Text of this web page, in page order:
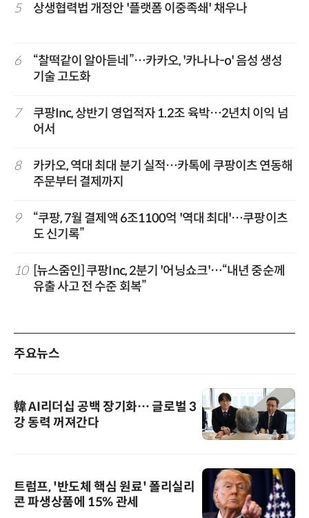
5 상생협력법 개정안 '플랫폼 이중족쇄' 채우나
6
“찰떡같이 알아듣네”…카카오, '카나나-o' 음성 생성
기술 고도화
7
쿠팡Inc, 상반기 영업적자 1.2조 육박…2년치 이익 넘
어서
8
카카오, 역대 최대 분기 실적…카톡에 쿠팡이츠 연동해
주문부터 결제까지
9
“쿠팡, 7월 결제액 6조1100억 '역대 최대'…쿠팡이츠
도 신기록”
10
[뉴스줌인] 쿠팡Inc, 2분기 '어닝쇼크'…“내년 중순께
유출 사고 전 수준 회복”
주요뉴스
韓 AI리더십 공백 장기화… 글로벌 3
강 동력 꺼져간다
트럼프, '반도체 핵심 원료' 폴리실리
콘 파생상품에 15% 관세